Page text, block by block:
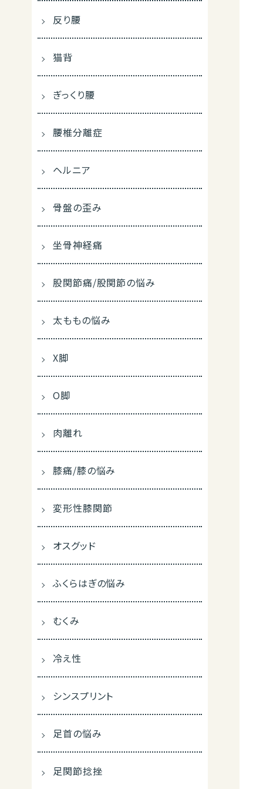
反り腰
猫背
ぎっくり腰
腰椎分離症
ヘルニア
骨盤の歪み
坐骨神経痛
股関節痛/股関節の悩み
太ももの悩み
X脚
O脚
肉離れ
膝痛/膝の悩み
変形性膝関節
オスグッド
ふくらはぎの悩み
むくみ
冷え性
シンスプリント
足首の悩み
足関節捻挫